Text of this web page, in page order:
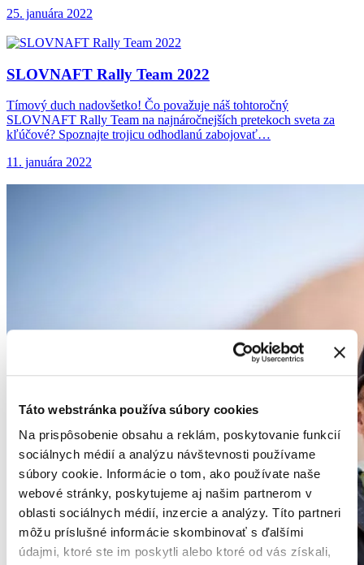
Táto webstránka používa súbory cookies
Na prispôsobenie obsahu a reklám, poskytovanie funkcií
sociálnych médií a analýzu návštevnosti používame
súbory cookie. Informácie o tom, ako používate naše
webové stránky, poskytujeme aj našim partnerom v
oblasti sociálnych médií, inzercie a analýzy. Títo partneri
môžu príslušné informácie skombinovať s ďalšími
údajmi, ktoré ste im poskytli alebo ktoré od vás získali,
25. januára 2022
SLOVNAFT Rally Team 2022
Tímový duch nadovšetko! Čo považuje náš tohtoročný
SLOVNAFT Rally Team na najnáročnejších pretekoch sveta za
kľúčové? Spoznajte trojicu odhodlanú zabojovať…
11. januára 2022